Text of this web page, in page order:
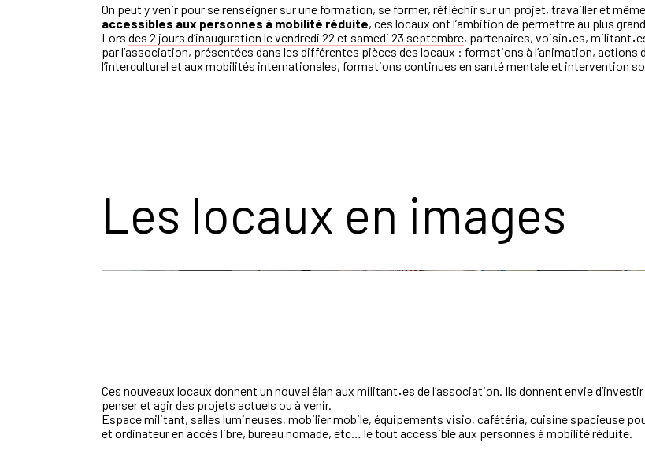
On peut y venir pour se renseigner sur une formation, se former, réfléchir sur un projet, travailler et
accessibles aux personnes à mobilité réduite, ces locaux ont l’ambition de permettre au plus
Lors des 2 jours d’inauguration levendredi 22 et samedi 23 septembre, partenaires, voisin·es, militant·
par l’association, présentées dans les différentes pièces des locaux : formations à l’animation, actions
l’interculturel et aux mobilités internationales, formations continues en santé mentale et intervention
Les locaux en images
Ces nouveaux locaux donnent un nouvel élan aux militant·es de l’association. Ils donnent envie
penser et agir des projets actuels ou à venir.
Espace militant, salles lumineuses, mobilier mobile, équipements visio, cafétéria, cuisine spacieuse
et ordinateur en accès libre, bureau nomade, etc… le tout accessible aux personnes à mobilité réduite.